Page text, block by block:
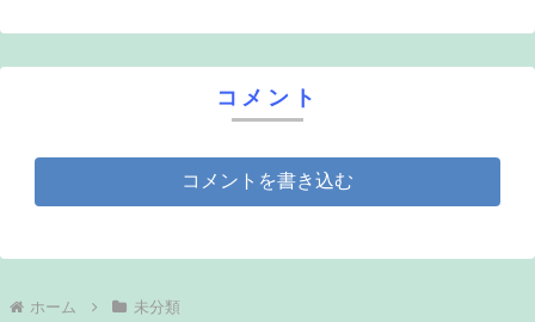
コメント
コメントを書き込む
ホーム 未分類